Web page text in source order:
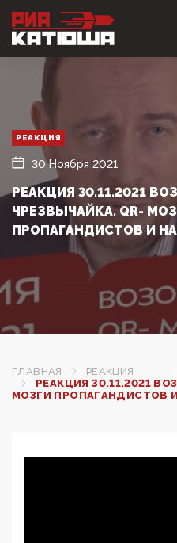
РЕАКЦИЯ
30 Ноября 2021
РЕАКЦИЯ 30.11.2021
ЧРЕЗВЫЧАЙКА. QR-
ПРОПАГАНДИСТОВ И
ГЛАВНАЯ
РЕАКЦИЯ
РЕАКЦИЯ 30.11.2021
МОЗГИ ПРОПАГАНДИСТОВ